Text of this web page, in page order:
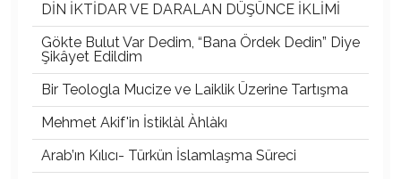
DİN İKTİDAR VE DARALAN DÜŞÜNCE İKLİMİ
Gökte Bulut Var Dedim, “Bana Ördek Dedin” Diye
Şikâyet Edildim
Bir Teologla Mucize ve Laiklik Üzerine Tartışma
Mehmet Akif'in İstiklàl Àhlàkı
Arab’ın Kılıcı- Türkün İslamlaşma Süreci